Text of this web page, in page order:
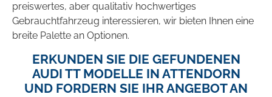
preiswertes, aber qualitativ hochwertiges
Gebrauchtfahrzeug interessieren, wir bieten Ihnen eine
breite Palette an Optionen.
ERKUNDEN SIE DIE GEFUNDENEN
AUDI TT MODELLE IN ATTENDORN
UND FORDERN SIE IHR ANGEBOT AN